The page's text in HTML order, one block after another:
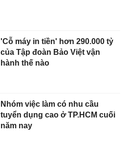
'Cỗ máy in tiền' hơn 290.000 tỷ
của Tập đoàn Bảo Việt vận
hành thế nào
Nhóm việc làm có nhu cầu
tuyển dụng cao ở TP.HCM cuối
năm nay